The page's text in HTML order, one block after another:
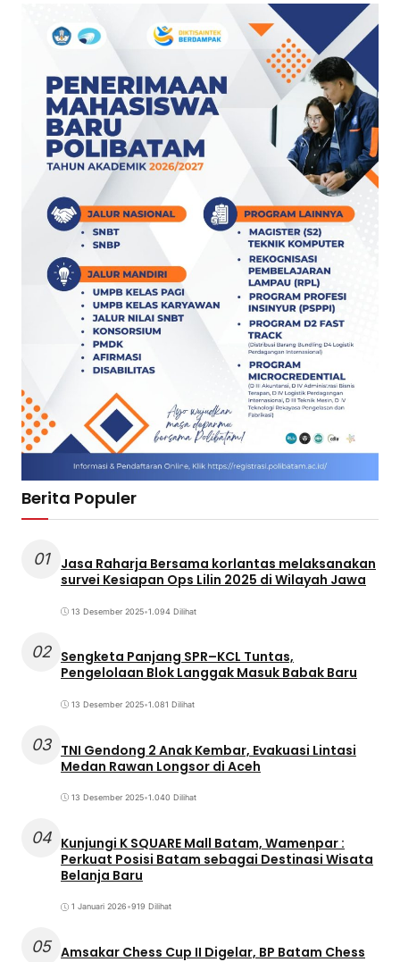
Berita Populer
01
Jasa Raharja Bersama korlantas melaksanakan
survei Kesiapan Ops Lilin 2025 di Wilayah Jawa
13 Desember 2025•1.094 Dilihat
02 Sengketa Panjang SPR–KCL Tuntas,
Pengelolaan Blok Langgak Masuk Babak Baru
13 Desember 2025•1.081 Dilihat
03 TNI Gendong 2 Anak Kembar, Evakuasi Lintasi
Medan Rawan Longsor di Aceh
13 Desember 2025•1.040 Dilihat
04 Kunjungi K SQUARE Mall Batam, Wamenpar :
Perkuat Posisi Batam sebagai Destinasi Wisata
Belanja Baru
1 Januari 2026•919 Dilihat
05 Amsakar Chess Cup II Digelar, BP Batam Chess